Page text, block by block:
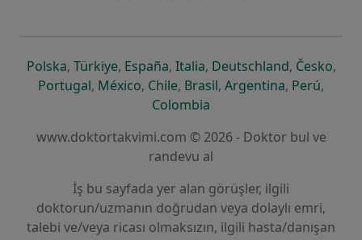
Polskayeni bir sekmede açılır
, Türkiyeyeni bir sekmede açılır
, Españayeni bir sekmede açılır
, Italiayeni bir sekmede açılır
, Deutschlandyeni bir
, Českoyeni
,
Portugalyeni bir sekmede açılır
, Méxicoyeni bir sekmede açılır
, Chileyeni bir sekmede açılır
, Brasilyeni bir sekmede açılır
, Argentinayeni bir
, Perúyeni
,
Colombia
www.doktortakvimi.com © 2026 - Doktor bul ve
randevu al
İş bu sayfada yer alan görüşler, ilgili
doktorun/uzmanın doğrudan veya dolaylı emri,
talebi ve/veya ricası olmaksızın, ilgili hasta/danışan